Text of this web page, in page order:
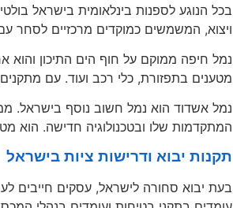
בכל הנוגע לספנות בינלאומית בישראל
ויצוא, המשמשים כמוקדים מרכזיים לסחר
נמל חיפה ממוקם על חוף הים התיכון והוא
מטענים בתפזורת, כלי רכב ועוד. עם
נמל אשדוד הוא נמל חשוב נוסף בישראל.
המתקדמות שלו ובטכנולוגיה חדישה. הוא
תקנות יבוא ודרישות ציות בישראל
בעת יבוא סחורה לישראל, עסקים חייבים